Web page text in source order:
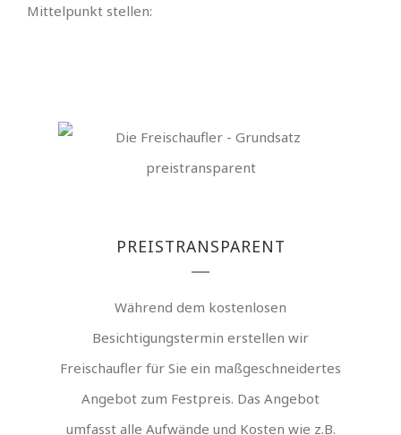
Mittelpunkt stellen:
PREISTRANSPARENT
Während dem kostenlosen
Besichtigungstermin erstellen wir
Freischaufler für Sie ein maßgeschneidertes
Angebot zum Festpreis. Das Angebot
umfasst alle Aufwände und Kosten wie z.B.